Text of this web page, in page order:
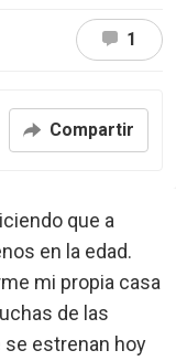
1
Compartir
que a
en la edad.
mi propia casa
de las
estrenan hoy